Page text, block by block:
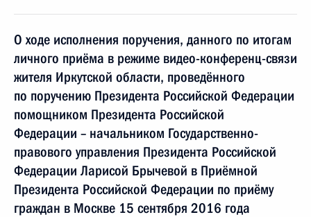
О ходе исполнения поручения, данного по итогам
личного приёма в режиме видео-конференц-связи
жителя Иркутской области, проведённого
по поручению Президента Российской Федерации
помощником Президента Российской
Федерации – начальником Государственно-
правового управления Президента Российской
Федерации Ларисой Брычевой в Приёмной
Президента Российской Федерации по приёму
граждан в Москве 15 сентября 2016 года